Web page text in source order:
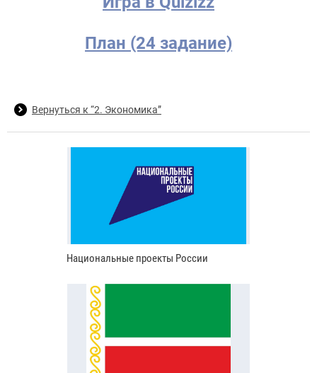
План (24 задание)
Вернуться к “2. Экономика”
Национальные проекты России